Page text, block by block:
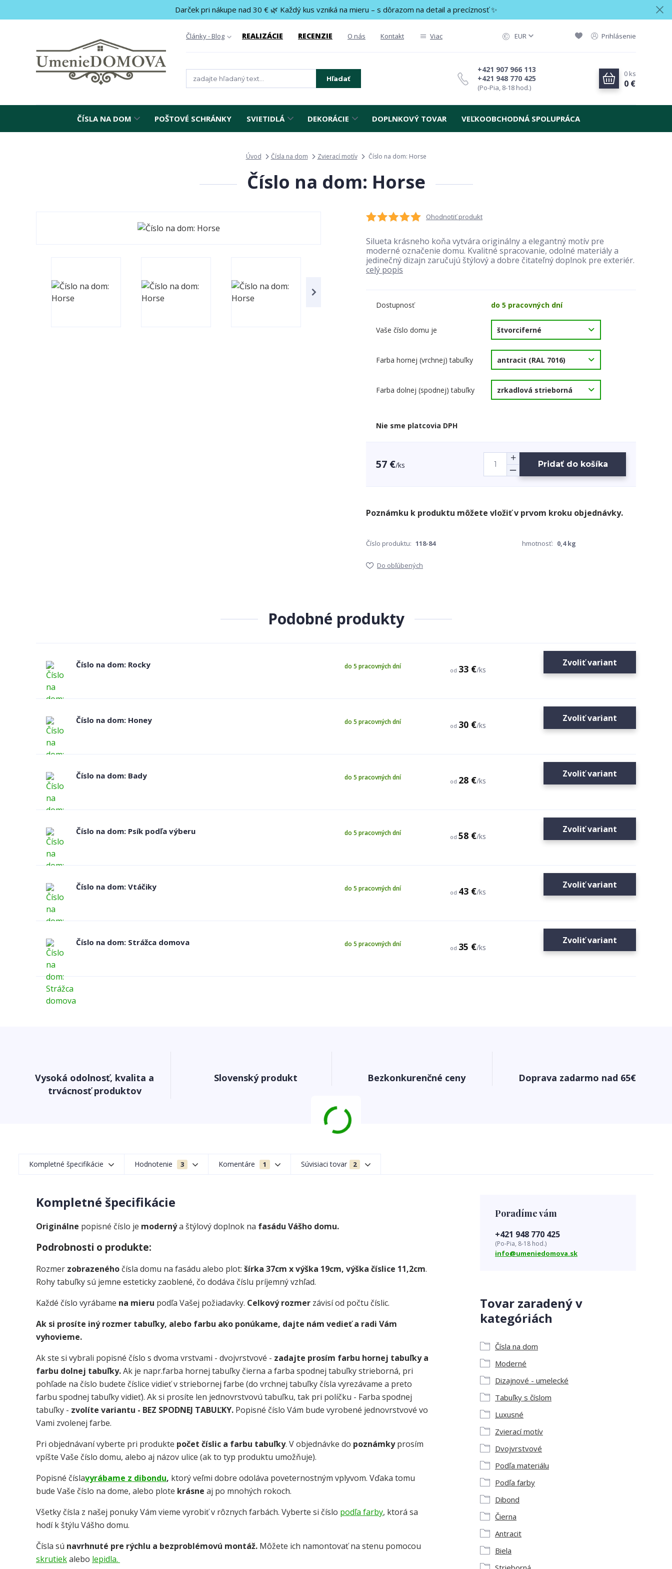
Darček pri nákupe nad 30 € 🌿 Každý kus vzniká na mieru – s dôrazom na detail a precíznosť ✨
Články - Blog REALIZÁCIE RECENZIE O nás Kontakt Viac EUR Prihlásenie
Hľadať +421 948 770 425
+421 907 966 113
(Po-Pia, 8-18 hod.)
0 ks
0 €
ČÍSLA NA DOM POŠTOVÉ SCHRÁNKY SVIETIDLÁ DEKORÁCIE DOPLNKOVÝ TOVAR VEĽKOOBCHODNÁ SPOLUPRÁCA
Úvod Čísla na dom Zvierací motív Číslo na dom: Horse
Číslo na dom: Horse
Ohodnotiť produkt
Silueta krásneho koňa vytvára originálny a elegantný motív pre
moderné označenie domu. Kvalitné spracovanie, odolné materiály a
jedinečný dizajn zaručujú štýlový a dobre čitateľný doplnok pre exteriér.
celý popis
Dostupnosť do 5 pracovných dní
Vaše číslo domu je
Farba hornej (vrchnej) tabuľky
Farba dolnej (spodnej) tabuľky
Nie sme platcovia DPH
57 €/ks Pridať do košíka
Číslo produktu: 118-84 hmotnosť: 0,4 kg
Do obľúbených
Podobné produkty
Číslo na dom: Rocky
od 33 €/ks
do 5 pracovných dní Zvoliť variant
Číslo na dom: Honey
od 30 €/ks
do 5 pracovných dní Zvoliť variant
Číslo na dom: Bady
od 28 €/ks
do 5 pracovných dní Zvoliť variant
Číslo na dom: Psík podľa výberu
od 58 €/ks
do 5 pracovných dní Zvoliť variant
Číslo na dom: Vtáčiky
od 43 €/ks
do 5 pracovných dní Zvoliť variant
Číslo na dom: Strážca domova
od 35 €/ks
do 5 pracovných dní Zvoliť variant
Vysoká odolnosť, kvalita a
trvácnosť produktov
Slovenský produkt Bezkonkurenčné ceny Doprava zadarmo nad 65€
Kompletné špecifikácie Hodnotenie 3 Komentáre 1 Súvisiaci tovar 2
Kompletné špecifikácie
Originálne popisné číslo je modernýa štýlový doplnok na fasádu Vášho domu.
Podrobnosti o produkte:
Rozmer zobrazeného čísla domu na fasádu alebo plot: šírka 37cm x výška 19cm, výška číslice 11,2cm.
Rohy tabuľky sú jemne esteticky zaoblené, čo dodáva číslu príjemný vzhľad.
Každé číslo vyrábame na mieru podľa Vašej požiadavky. Celkový rozmer závisí od počtu číslic.
Ak si prosíte iný rozmer tabuľky, alebo farbu ako ponúkame, dajte nám vedieť a radi Vám
vyhovieme.
Ak ste si vybrali popisné číslo s dvoma vrstvami - dvojvrstvové - zadajte prosím farbu hornej tabuľky a
farbu dolnej tabuľky.Ak je napr.farba hornej tabuľky čierna a farba spodnej tabuľky strieborná, pri
pohľade na číslo budete číslice vidieť v striebornej farbe (do vrchnej tabuľky čísla vyrezávame a preto
farbu spodnej tabuľky vidieť). Ak si prosíte len jednovrstvovú tabuľku, tak pri políčku - Farba spodnej
tabuľky - zvolíte variantu - BEZ SPODNEJ TABUĽKY. Popisné číslo Vám bude vyrobené jednovrstvové vo
Vami zvolenej farbe.
Pri objednávaní vyberte pri produkte počet číslic a farbu tabuľky. V objednávke do poznámkyprosím
vpíšte Vaše číslo domu, alebo aj názov ulice (ak to typ produktu umožňuje).
Popisné číslavyrábame z dibondu, ktorý veľmi dobre odoláva poveternostným vplyvom. Vďaka tomu
bude Vaše číslo na dome, alebo plote krásne aj po mnohých rokoch.
Všetky čísla z našej ponuky Vám vieme vyrobiť v rôznych farbách. Vyberte si číslo podľa farby, ktorá sa
hodí k štýlu Vášho domu.
Čísla sú navrhnuté pre rýchlu a bezproblémovú montáž. Môžete ich namontovať na stenu pomocou
skrutiekalebo lepidla.
Tovar zaradený v
kategóriách
Čísla na dom
Moderné
Dizajnové - umelecké
Tabuľky s číslom
Luxusné
Zvierací motív
Dvojvrstvové
Podľa materiálu
Podľa farby
Dibond
Čierna
Antracit
Biela
Poradíme vám
+421 948 770 425
(Po-Pia, 8-18 hod.)
info@umeniedomova.sk